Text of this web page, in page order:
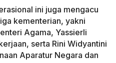
ini juga mengacu
kementerian, yakni
Agama, Yassierli
serta Rini Widyantini
Aparatur Negara dan